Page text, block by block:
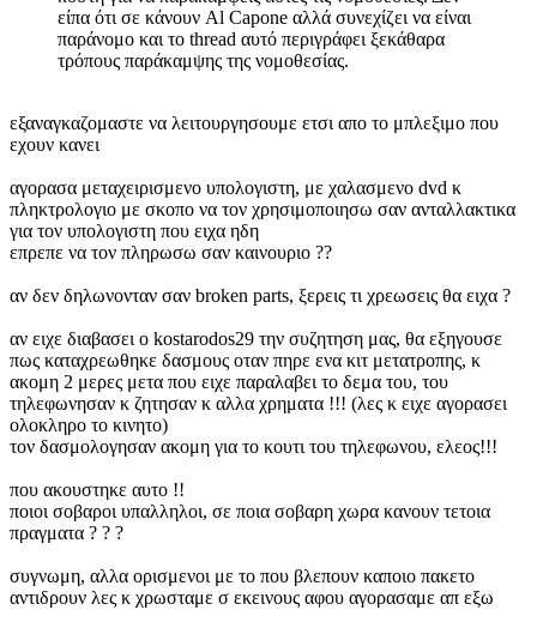
είπα ότι σε κάνουν Al Capone αλλά συνεχίζει να είναι
παράνομο και το thread αυτό περιγράφει ξεκάθαρα
τρόπους παράκαμψης της νομοθεσίας.
εξαναγκαζομαστε να λειτουργησουμε ετσι απο το μπλεξιμο που
εχουν κανει
αγορασα μεταχειρισμενο υπολογιστη, με χαλασμενο dvd κ
πληκτρολογιο με σκοπο να τον χρησιμοποιησω σαν ανταλλακτικα
για τον υπολογιστη που ειχα ηδη
επρεπε να τον πληρωσω σαν καινουριο ??
αν δεν δηλωνονταν σαν broken parts, ξερεις τι χρεωσεις θα ειχα ?
αν ειχε διαβασει ο kostarodos29 την συζητηση μας, θα εξηγουσε
πως καταχρεωθηκε δασμους οταν πηρε ενα κιτ μετατροπης, κ
ακομη 2 μερες μετα που ειχε παραλαβει το δεμα του, του
τηλεφωνησαν κ ζητησαν κ αλλα χρηματα !!! (λες κ ειχε αγορασει
ολοκληρο το κινητο)
τον δασμολογησαν ακομη για το κουτι του τηλεφωνου, ελεος!!!
που ακουστηκε αυτο !!
ποιοι σοβαροι υπαλληλοι, σε ποια σοβαρη χωρα κανουν τετοια
πραγματα ? ? ?
συγνωμη, αλλα ορισμενοι με το που βλεπουν καποιο πακετο
αντιδρουν λες κ χρωσταμε σ εκεινους αφου αγορασαμε απ εξω